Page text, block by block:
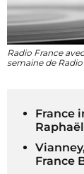
Radio France
semaine de
France
France